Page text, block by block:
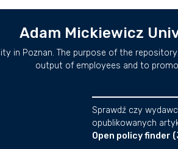
Adam Mickiewicz
in Poznan. The purpose of the
output of employees and to
Sprawdź czy
opublikowanych
Open policy finder